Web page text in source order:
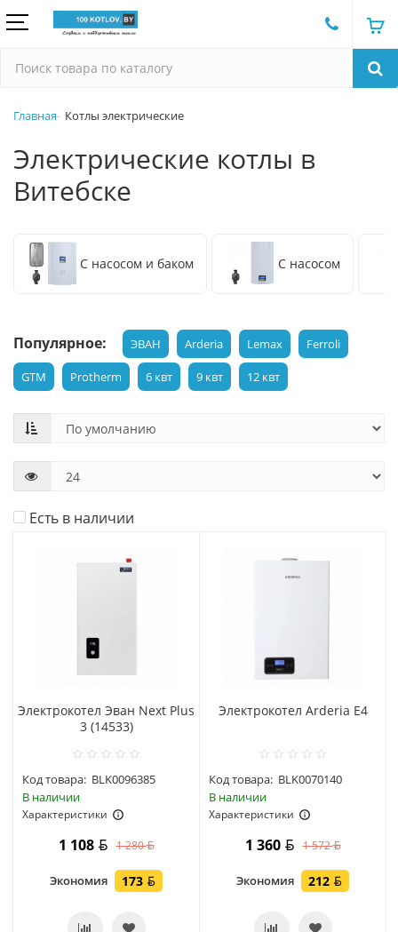
Главная Котлы электрические
Электрические котлы в
Витебске
С насосом и баком С насосом
Популярное: ЭВАН Arderia Lemax Ferroli
GTM Protherm 6 квт 9 квт 12 квт
Есть в наличии
Электрокотел Эван Next Plus
3 (14533)
Код товара: BLK0096385
В наличии
Характеристики
1 108 1 280
Экономия 173
Электрокотел Arderia E4
Код товара: BLK0070140
В наличии
Характеристики
1 360 1 572
Экономия 212